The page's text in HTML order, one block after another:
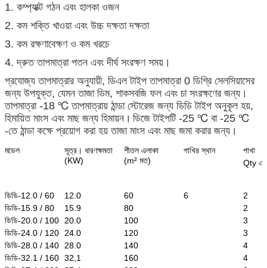
1. কম্প্যাক্ট গঠন এবং হালকা ওজন
2. কম শক্তি খাওয়া এবং উচ্চ দক্ষতা দক্ষতা
3. কম রক্ষণাবেক্ষণ ও কম খরচে
4. দ্রুত তাপমাত্রা পতন এবং দীর্ঘ সংরক্ষণ সময়।
প্রযোজ্য তাপমাত্রার অনুযায়ী, ডিএল টাইপ তাপমাত্রা 0 ডিগ্রি সেলসিয়াসের
জন্য উপযুক্ত, যেমন তাজা ডিম, শাকসবজি ফল এবং চা সংরক্ষণের জন্য।
তাপমাত্রা -18 ℃ তাপমাত্রায় ঠান্ডা স্টোরেজ জন্য ডিডি টাইপ অনুকূল হয়,
হিমায়িত মাংস এবং মাছ জন্য হিমায়ন। ডিজে টাইপটি -25 ℃ বা -25 ℃
-তে ঠান্ডা কক্ষে প্রয়োগ করা হয় তাজা মাংস এবং মাছ জমা করার জন্য।
মডেল সূত্র। ধারণক্ষমতা
(KW)
শীতল এলাকা
(m² মত)
পাখির স্থান
পাখা
Qty এ
ডিডি-12.0 / 60 12.0 60 6
2
ডিডি-15.9 / 80
15.9 80
2
ডিডি-20.0 / 100
20.0 100
3
ডিডি-24.0 / 120
24.0 120
3
ডিডি-28.0 / 140
28.0 140
4
ডিডি-32.1 / 160 32,1 160
4